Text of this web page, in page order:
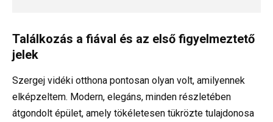
Találkozás a fiával és az első figyelmeztető
jelek
Szergej vidéki otthona pontosan olyan volt, amilyennek
elképzeltem. Modern, elegáns, minden részletében
átgondolt épület, amely tökéletesen tükrözte tulajdonosa